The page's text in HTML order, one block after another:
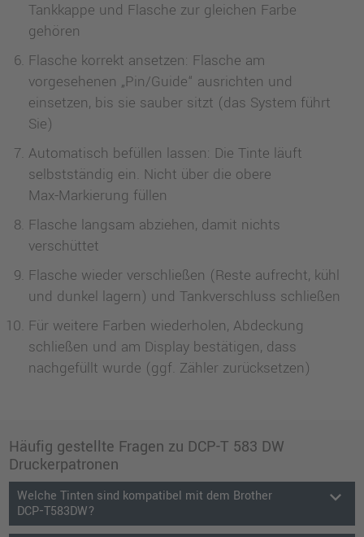
Tankkappe und Flasche zur gleichen Farbe
gehören
Flasche korrekt ansetzen: Flasche am
vorgesehenen „Pin/Guide“ ausrichten und
einsetzen, bis sie sauber sitzt (das System führt
Sie)
Automatisch befüllen lassen: Die Tinte läuft
selbstständig ein. Nicht über die obere
Max‑Markierung füllen
Flasche langsam abziehen, damit nichts
verschüttet
Flasche wieder verschließen (Reste aufrecht, kühl
und dunkel lagern) und Tankverschluss schließen
Für weitere Farben wiederholen, Abdeckung
schließen und am Display bestätigen, dass
nachgefüllt wurde (ggf. Zähler zurücksetzen)
Häufig gestellte Fragen zu DCP-T 583 DW
Druckerpatronen
Welche Tinten sind kompatibel mit dem Brother
DCP‑T583DW?
keyboard_arrow_down